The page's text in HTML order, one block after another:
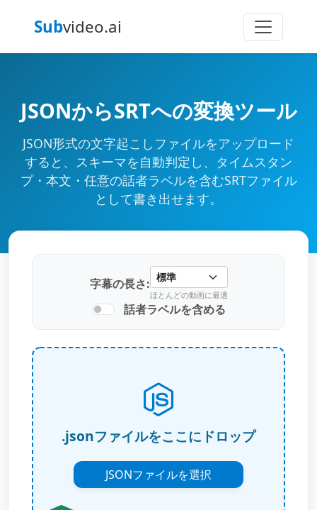
Subvideo.ai
JSONからSRTへの変換ツール
JSON形式の文字起こしファイルをアップロード
すると、スキーマを自動判定し、タイムスタン
プ・本文・任意の話者ラベルを含むSRTファイル
として書き出せます。
字幕の長さ:
ほとんどの動画に最適
話者ラベルを含める
.jsonファイルをここにドロップ
JSONファイルを選択